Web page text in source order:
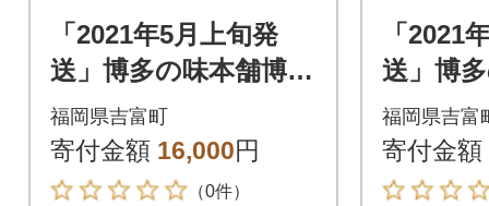
「2021年5月上旬発
送」博多の味本舗博多
もつ鍋黄金のだしぽ
ん酢セットと辛子明
太子500g_吉富町
福岡県吉富町
寄付金額 16,000円
（0件）
「2021
送」博
もつ鍋
ん酢セ
太子
福岡県吉富
寄付金額